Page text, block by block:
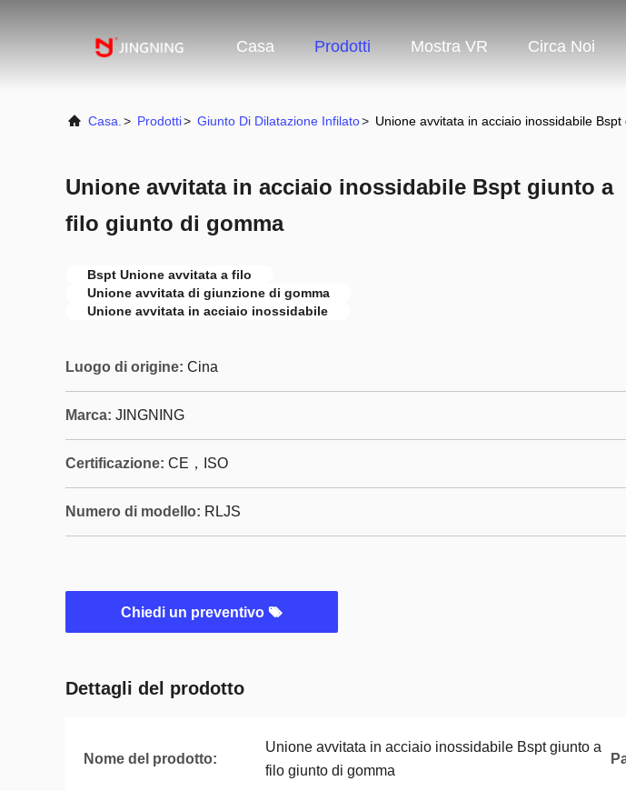
Casa Prodotti Mostra VR Circa Noi
Casa. > Prodotti> Giunto Di Dilatazione Infilato> Unione avvitata in acciaio inossidabile
Unione avvitata in acciaio inossidabile Bspt giunto a
filo giunto di gomma
Bspt Unione avvitata a filo
Unione avvitata di giunzione di gomma
Unione avvitata in acciaio inossidabile
Luogo di origine: Cina
Marca: JINGNING
Certificazione: CE，ISO
Numero di modello: RLJS
Chiedi un preventivo
Dettagli del prodotto
Nome del prodotto:
Unione avvitata in acciaio inossidabile Bspt giunto a
filo giunto di gomma